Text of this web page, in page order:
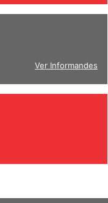
Ver Informandes